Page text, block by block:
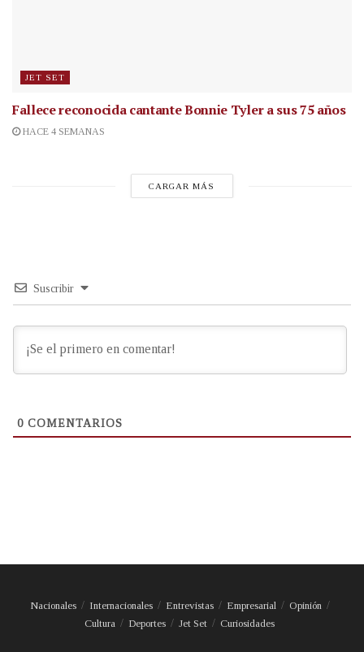
JET SET
Fallece reconocida cantanteBonnie Tyler a sus 75 años
HACE 4 SEMANAS
CARGAR MÁS
Suscribir
0 COMENTARIOS
Nacionales Internacionales Entrevistas Empresarial
Opinión
Cultura
Deportes Jet Set Curiosidades